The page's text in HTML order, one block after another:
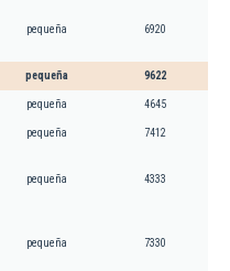
pequeña 6920
pequeña 9622
pequeña 4645
pequeña 7412
pequeña 4333
pequeña 7330